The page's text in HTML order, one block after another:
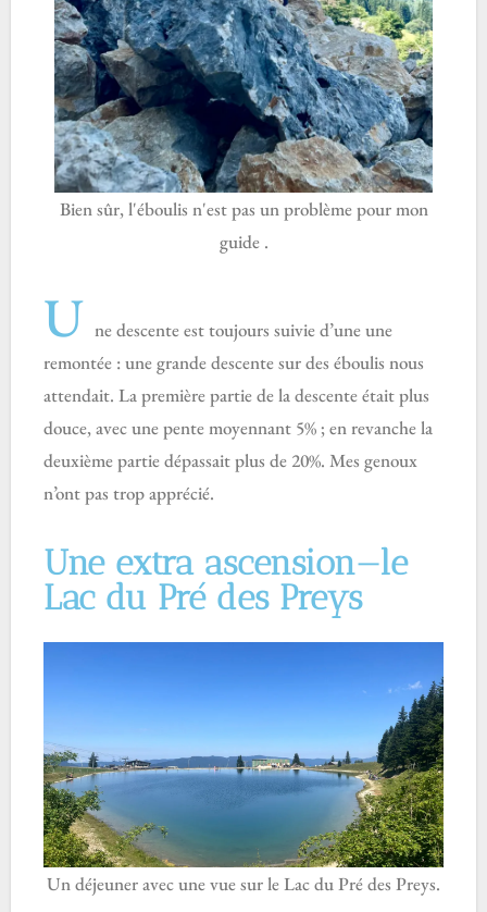
Bien sûr, l'éboulis n'est pas un problème pour mon
guide .
U ne descente est toujours suivie d’une une
remontée : une grande descente sur des éboulis nous
attendait. La première partie de la descente était plus
douce, avec une pente moyennant 5% ; en revanche la
deuxième partie dépassait plus de 20%. Mes genoux
n’ont pas trop apprécié.
Une extra ascension—le
Lac du Pré des Preys
Un déjeuner avec une vue sur le Lac du Pré des Preys.